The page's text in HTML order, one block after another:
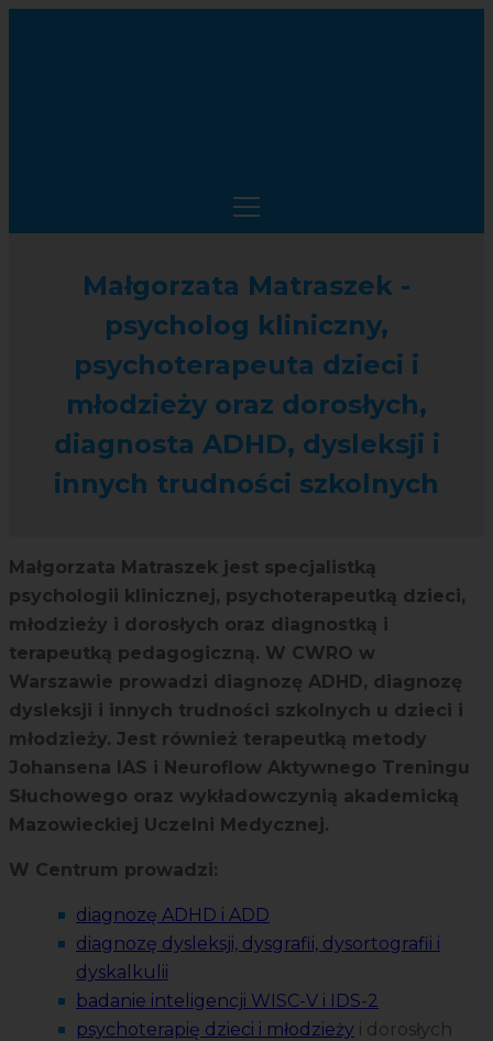
Małgorzata Matraszek -
psycholog kliniczny,
psychoterapeuta dzieci i
młodzieży oraz dorosłych,
diagnosta ADHD, dysleksji i
innych trudności szkolnych
Małgorzata Matraszek jest specjalistką
psychologii klinicznej, psychoterapeutką dzieci,
młodzieży i dorosłych oraz diagnostką i
terapeutką pedagogiczną. W CWRO w
Warszawie prowadzi diagnozę ADHD, diagnozę
dysleksji i innych trudności szkolnych u dzieci i
młodzieży. Jest również terapeutką metody
Johansena IAS i Neuroflow Aktywnego Treningu
Słuchowego oraz wykładowczynią akademicką
Mazowieckiej Uczelni Medycznej.
W Centrum prowadzi:
diagnozę ADHD i ADD
diagnozę dysleksji, dysgrafii, dysortografii i
dyskalkulii
badanie inteligencji WISC-V i IDS-2
psychoterapię dzieci i młodzieży i dorosłych